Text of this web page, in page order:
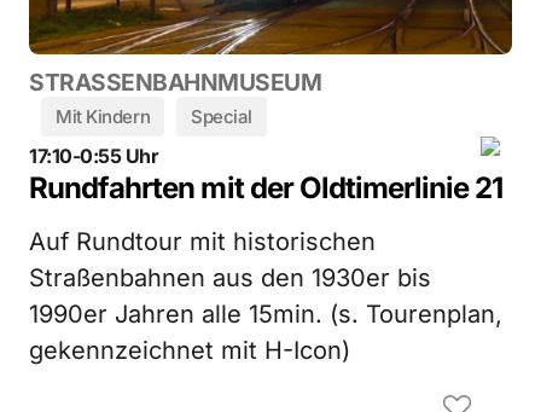
STRASSENBAHNMUSEUM
Mit Kindern Special
17:10-0:55 Uhr
Rundfahrten mit der Oldtimerlinie 21
Auf Rundtour mit historischen
Straßenbahnen aus den 1930er bis
1990er Jahren alle 15min. (s. Tourenplan,
gekennzeichnet mit H-Icon)